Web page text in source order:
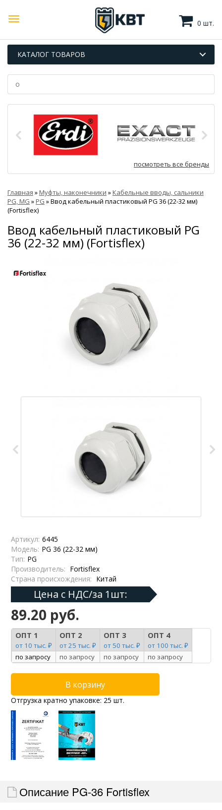
0 шт.
КАТАЛОГ ТОВАРОВ
посмотреть все бренды
Главная »Муфты, наконечники »Кабельные вводы, сальники
PG, MG »PG »Ввод кабельный пластиковый PG 36 (22-32 мм)
(Fortisflex)
Ввод кабельный пластиковый PG
36 (22-32 мм) (Fortisflex)
Артикул: 6445
Модель: PG 36 (22-32 мм)
Тип: PG
Производитель: Fortisflex
Страна происхождения: Китай
Цена с НДС/за 1шт:
89.20 руб.
ОПТ 1
от 10 тыс. ₽
ОПТ 2
от 25 тыс. ₽
ОПТ 3
от 50 тыс. ₽
ОПТ 4
от 100 тыс. ₽
по запросу
по запросу по запросу по запросу
Отгрузка кратно упаковке: 25 шт.
Описание PG-36 Fortisflex